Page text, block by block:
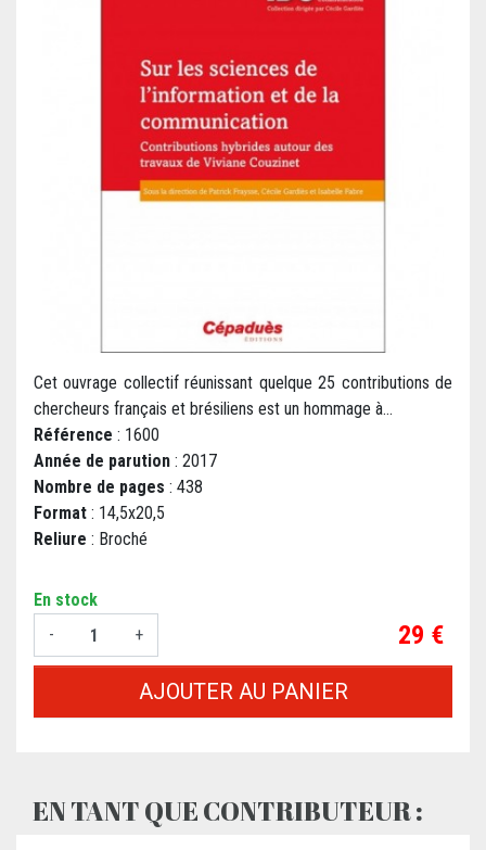
Cet ouvrage collectif réunissant quelque 25 contributions de
chercheurs français et brésiliens est un hommage à...
Référence : 1600
Année de parution : 2017
Nombre de pages : 438
Format : 14,5x20,5
Reliure : Broché
En stock
-
+ Prix
29 €
AJOUTER AU PANIER
EN TANT QUE CONTRIBUTEUR :